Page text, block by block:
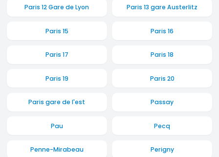
Paris 12 Gare de Lyon Paris 13 gare Austerlitz
Paris 15 Paris 16
Paris 17 Paris 18
Paris 19 Paris 20
Paris gare de l'est Passay
Pau Pecq
Penne-Mirabeau Perigny